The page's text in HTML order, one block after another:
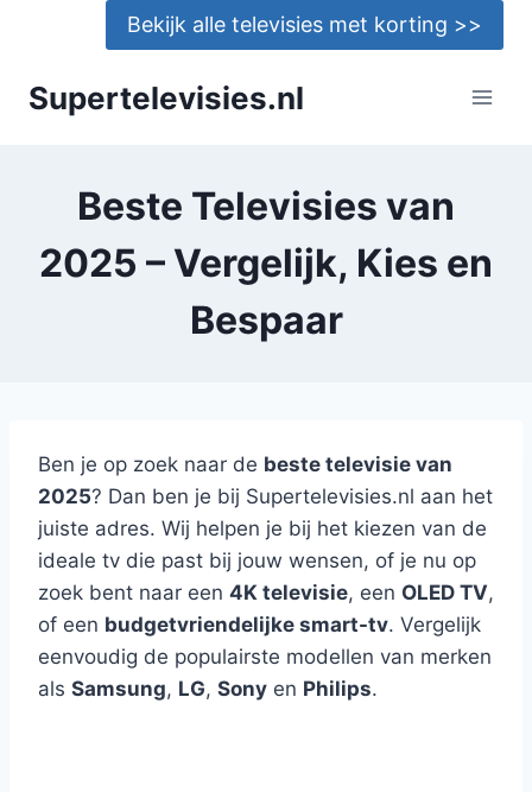
Bekijk alle televisies met korting >>
Supertelevisies.nl
Beste Televisies van
2025 – Vergelijk, Kies en
Bespaar
Ben je op zoek naar de beste televisie van
2025? Dan ben je bij Supertelevisies.nl aan het
juiste adres. Wij helpen je bij het kiezen van de
ideale tv die past bij jouw wensen, of je nu op
zoek bent naar een 4K televisie, een OLED TV,
of een budgetvriendelijke smart-tv. Vergelijk
eenvoudig de populairste modellen van merken
als Samsung, LG, Sony en Philips.